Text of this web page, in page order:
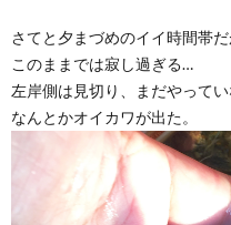
さてと夕まづめのイイ時間帯
このままでは寂し過ぎる…
左岸側は見切り、まだやって
なんとかオイカワが出た。